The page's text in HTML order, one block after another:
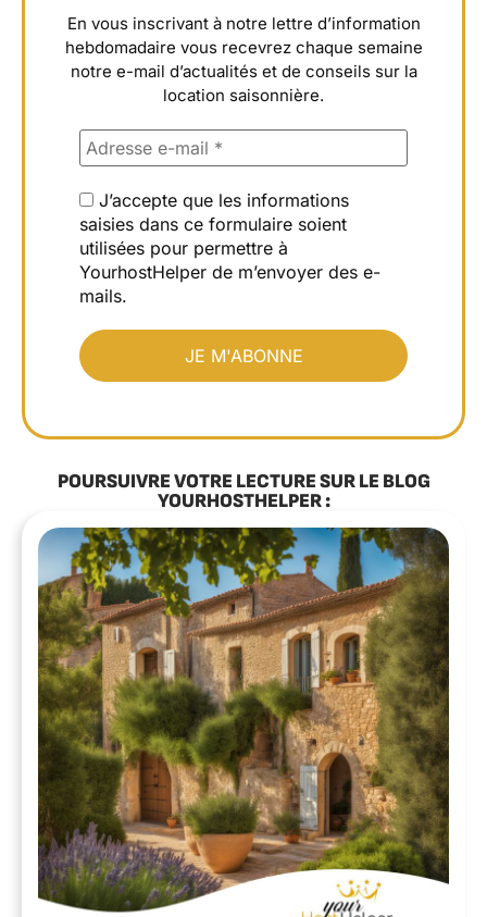
En vous inscrivant à notre lettre d’information
hebdomadaire vous recevrez chaque semaine
notre e-mail d’actualités et de conseils sur la
location saisonnière.
J’accepte que les informations
saisies dans ce formulaire soient
utilisées pour permettre à
YourhostHelper de m’envoyer des e-
mails.
POURSUIVRE VOTRE LECTURE SUR LE BLOG
YOURHOSTHELPER :